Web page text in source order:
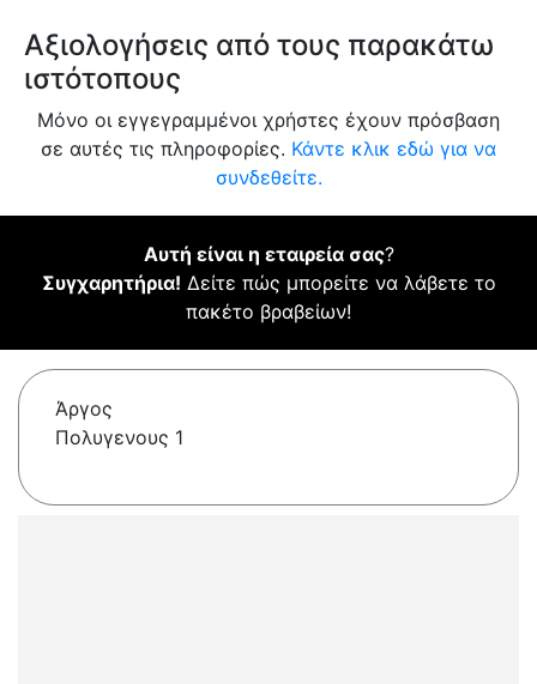
Αξιολογήσεις από τους παρακάτω
ιστότοπους
Μόνο οι εγγεγραμμένοι χρήστες έχουν πρόσβαση
σε αυτές τις πληροφορίες. Κάντε κλικ εδώ για να
συνδεθείτε.
Αυτή είναι η εταιρεία σας?
Συγχαρητήρια! Δείτε πώς μπορείτε να λάβετε το
πακέτο βραβείων!
Άργος
Πολυγενους 1